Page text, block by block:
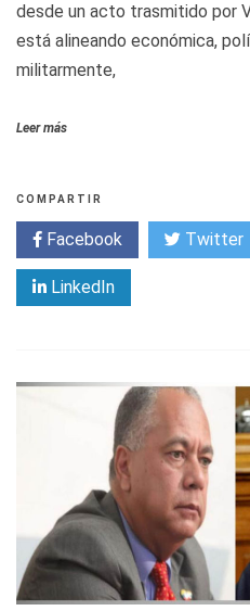
desde un acto trasmitido por
está alineando económica,
militarmente,
Leer más
COMPARTIR
Facebook Twitter
LinkedIn